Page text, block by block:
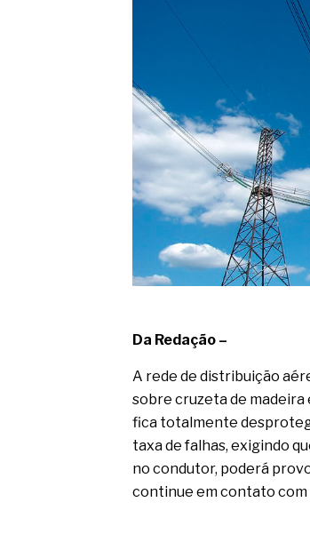
Da Redação –
A rede de distribuição
sobre cruzeta de madeira
fica totalmente
taxa de falhas, exigindo
no condutor, poderá
continue em contato com